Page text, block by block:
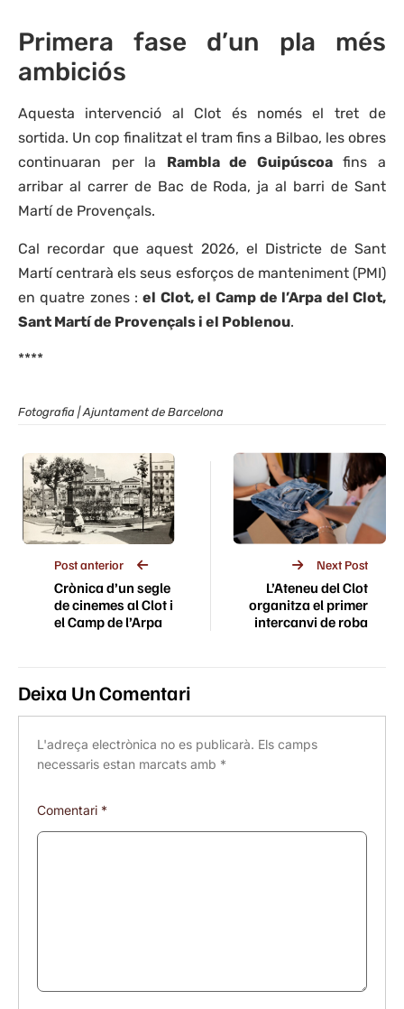
Primera fase d’un pla més
ambiciós
Aquesta intervenció al Clot és només el tret de
sortida. Un cop finalitzat el tram fins a Bilbao, les obres
continuaran per la Rambla de Guipúscoafins a
arribar al carrer de Bac de Roda, ja al barri de Sant
Martí de Provençals.
Cal recordar que aquest 2026, el Districte de Sant
Martí centrarà els seus esforços de manteniment (PMI)
en quatre zones :el Clot, el Camp de l’Arpa del Clot,
Sant Martí de Provençals i el Poblenou.
****
Fotografia | Ajuntament de Barcelona
Post anterior
Crònica d’un segle
de cinemes al Clot i
el Camp de l’Arpa
Next Post
L’Ateneu del Clot
organitza el primer
intercanvi de roba
Deixa Un Comentari
L'adreça electrònica no es publicarà. Els camps
necessaris estan marcats amb *
Comentari *